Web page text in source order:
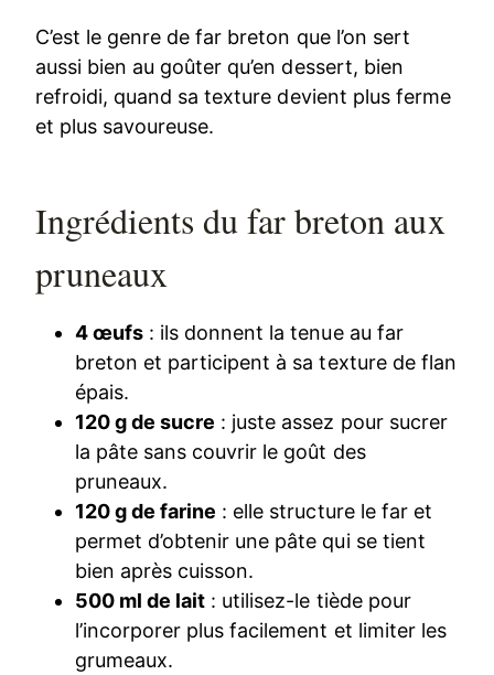
C’est le genre de far breton que l’on sert
aussi bien au goûter qu’en dessert, bien
refroidi, quand sa texture devient plus ferme
et plus savoureuse.
Ingrédients du far breton aux
pruneaux
4 œufs : ils donnent la tenue au far
breton et participent à sa texture de flan
épais.
120 g de sucre : juste assez pour sucrer
la pâte sans couvrir le goût des
pruneaux.
120 g de farine : elle structure le far et
permet d’obtenir une pâte qui se tient
bien après cuisson.
500 ml de lait : utilisez-le tiède pour
l’incorporer plus facilement et limiter les
grumeaux.